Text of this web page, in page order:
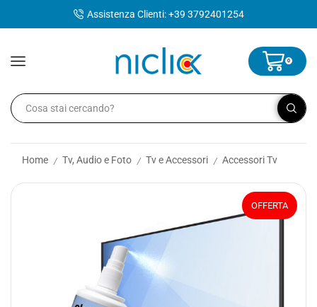
Assistenza Clienti: +39 3792401254
0
Home / Tv, Audio e Foto / Tv e Accessori / Accessori Tv
OFFERTA